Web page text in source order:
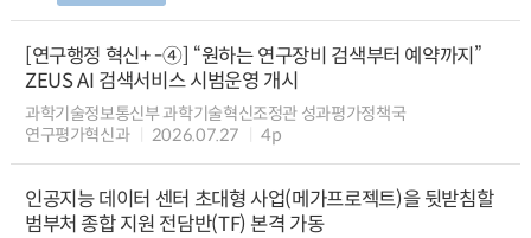
[연구행정 혁신+ -④] “원하는 연구장비 검색부터 예약까지”
ZEUS AI 검색서비스 시범운영 개시
과학기술정보통신부 과학기술혁신조정관 성과평가정책국
연구평가혁신과
2026.07.27 4p
인공지능 데이터 센터 초대형 사업(메가프로젝트)을 뒷받침할
범부처 종합 지원 전담반(TF) 본격 가동